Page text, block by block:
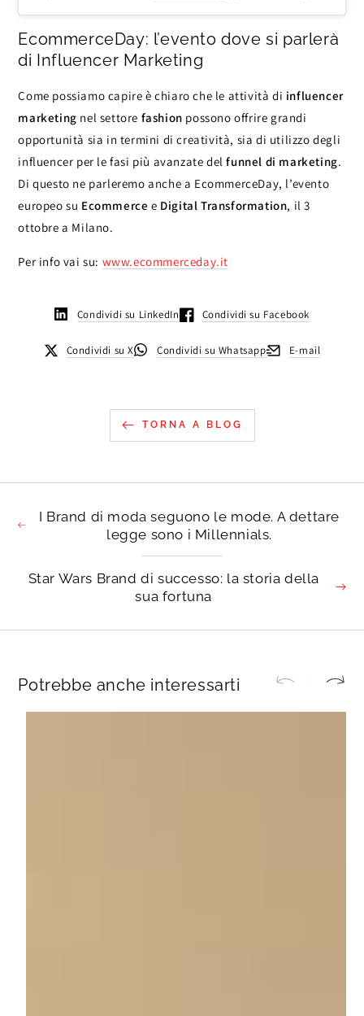
EcommerceDay: l’evento dove si parlerà
di Influencer Marketing
Come possiamo capire è chiaro che le attività di influencer
marketing nel settore fashion possono offrire grandi
opportunità sia in termini di creatività, sia di utilizzo degli
influencer per le fasi più avanzate delfunnel di marketing.
Di questo ne parleremo anche a EcommerceDay, l’evento
europeo su Ecommerce e Digital Transformation, il 3
ottobre a Milano.
Per info vai su: www.ecommerceday.it
Condividi su LinkedIn Condividi su Facebook
Condividi su X Condividi su Whatsapp E-mail
TORNA A BLOG
I Brand di moda seguono le mode. A dettare
legge sono i Millennials.
Star Wars Brand di successo: la storia della
sua fortuna
Potrebbe anche interessarti